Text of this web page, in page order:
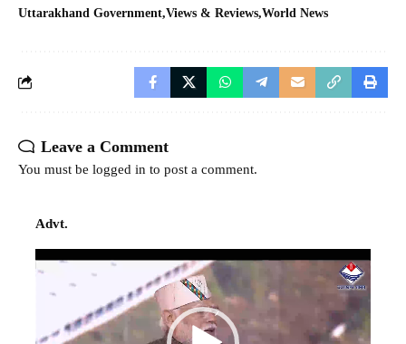
Uttarakhand Government Views & Reviews World News
Leave a Comment
You must be logged in to post a comment.
Advt.
Video